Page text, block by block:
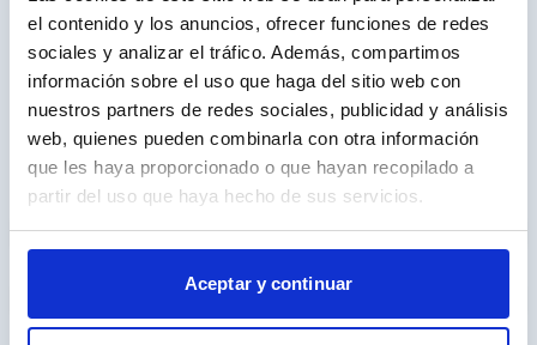
el contenido y los anuncios, ofrecer funciones de redes
sociales y analizar el tráfico. Además, compartimos
información sobre el uso que haga del sitio web con
nuestros partners de redes sociales, publicidad y análisis
web, quienes pueden combinarla con otra información
que les haya proporcionado o que hayan recopilado a
partir del uso que haya hecho de sus servicios.
Aceptar y continuar
Calcula tu cuota
Entrada
€